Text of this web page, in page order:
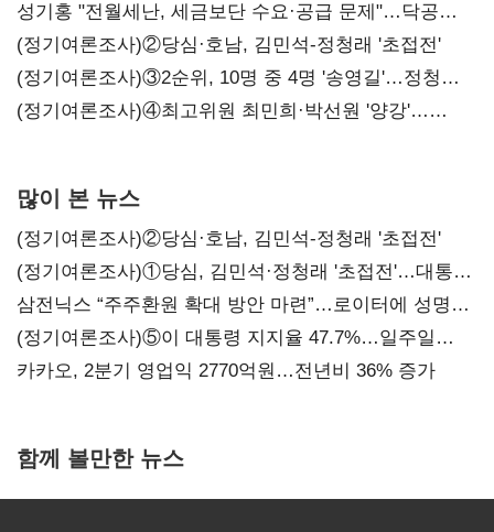
구조혁신
성기홍 "전월세난, 세금보단 수요·공급 문제"…닥공
시사
(정기여론조사)②당심·호남, 김민석-정청래 '초접전'
(정기여론조사)③2순위, 10명 중 4명 '송영길'…정청래
'한 자릿수'
(정기여론조사)④최고위원 최민희·박선원 '양강'…
많이 본 뉴스
(정기여론조사)②당심·호남, 김민석-정청래 '초접전'
(정기여론조사)①당심, 김민석·정청래 '초접전'…대통령
지지도 '50% 아래로'(종합)
삼전닉스 “주주환원 확대 방안 마련”…로이터에 성명
보내
(정기여론조사)⑤이 대통령 지지율 47.7%…일주일
만에 다시 40%대
카카오, 2분기 영업익 2770억원…전년비 36% 증가
함께 볼만한 뉴스